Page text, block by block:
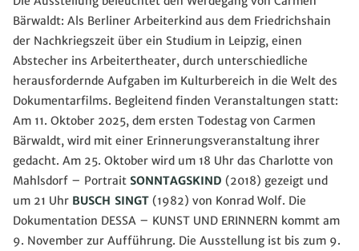
Bärwaldt: Als Berliner Arbeiterkind aus dem Friedrichshain
der Nachkriegszeit über ein Studium in Leipzig, einen
Abstecher ins Arbeitertheater, durch unterschiedliche
herausfordernde Aufgaben im Kulturbereich in die Welt des
Dokumentarfilms. Begleitend finden Veranstaltungen statt:
Am 11. Oktober 2025, dem ersten Todestag von Carmen
Bärwaldt, wird mit einer Erinnerungsveranstaltung ihrer
gedacht. Am 25. Oktober wird um 18 Uhr das Charlotte von
Mahlsdorf – Portrait SONNTAGSKIND (2018) gezeigt und
um 21 Uhr BUSCH SINGT (1982) von Konrad Wolf. Die
Dokumentation DESSA – KUNST UND ERINNERN kommt am
9. November zur Aufführung. Die Ausstellung ist bis zum 9.